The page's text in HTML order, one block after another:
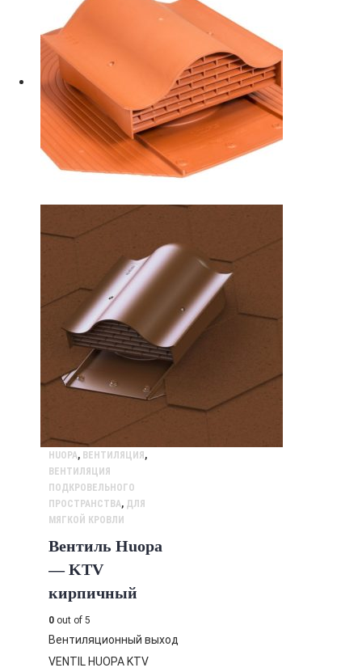
HUOPA, ВЕНТИЛЯЦИЯ ,
ВЕНТИЛЯЦИЯ
ПОДКРОВЕЛЬНОГО
ПРОСТРАНСТВА, ДЛЯ
МЯГКОЙ КРОВЛИ
Вентиль Huopa
— KTV
кирпичный
0 out of 5
Вентиляционный выход
VENTIL HUOPA KTV